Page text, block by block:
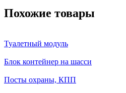
Похожие товары
Туалетный модуль
Блок контейнер на шасси
Посты охраны, КПП